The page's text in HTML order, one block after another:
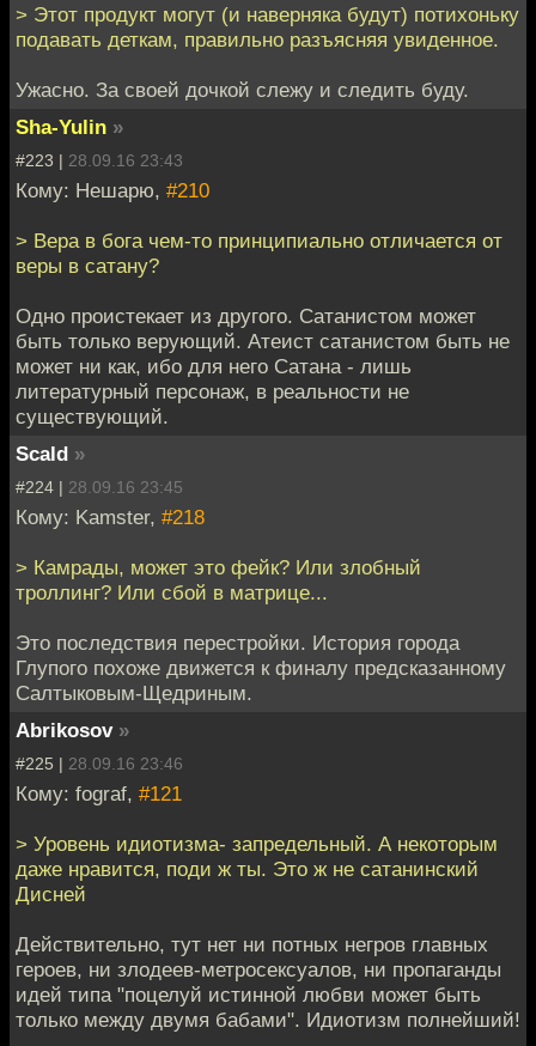
> Этот продукт могут (и наверняка будут) потихоньку
подавать деткам, правильно разъясняя увиденное.
Ужасно. За своей дочкой слежу и следить буду.
Sha-Yulin »
#223 | 28.09.16 23:43
Кому: Нешарю, #210
> Вера в бога чем-то принципиально отличается от
веры в сатану?
Одно проистекает из другого. Сатанистом может
быть только верующий. Атеист сатанистом быть не
может ни как, ибо для него Сатана - лишь
литературный персонаж, в реальности не
существующий.
Scald »
#224 | 28.09.16 23:45
Кому: Kamster, #218
> Камрады, может это фейк? Или злобный
троллинг? Или сбой в матрице...
Это последствия перестройки. История города
Глупого похоже движется к финалу предсказанному
Салтыковым-Щедриным.
Abrikosov »
#225 | 28.09.16 23:46
Кому: fograf, #121
> Уровень идиотизма- запредельный. А некоторым
даже нравится, поди ж ты. Это ж не сатанинский
Дисней
Действительно, тут нет ни потных негров главных
героев, ни злодеев-метросексуалов, ни пропаганды
идей типа "поцелуй истинной любви может быть
только между двумя бабами". Идиотизм полнейший!